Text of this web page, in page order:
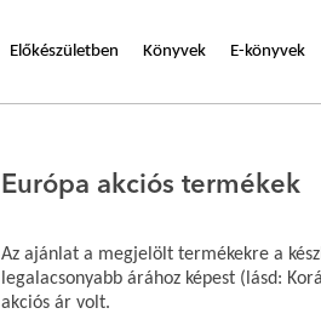
Előkészületben Könyvek E-könyvek
Európa akciós termékek
Az ajánlat a megjelölt termékekre a
legalacsonyabb árához képest (lásd:
akciós ár volt.